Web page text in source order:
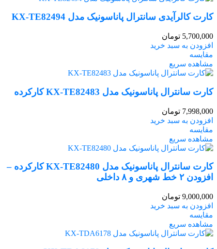
کارت کالرآیدی سانترال پاناسونیک مدل KX-TE82494
5,700,000 تومان
افزودن به سبد خرید
مقایسه
مشاهده سریع
کارت سانترال پاناسونیک مدل KX-TE82483 کارکرده
7,998,000 تومان
افزودن به سبد خرید
مقایسه
مشاهده سریع
کارت سانترال پاناسونیک مدل KX-TE82480 کارکرده –
افزودن ۲ خط شهری و ۸ داخلی
9,000,000 تومان
افزودن به سبد خرید
مقایسه
مشاهده سریع